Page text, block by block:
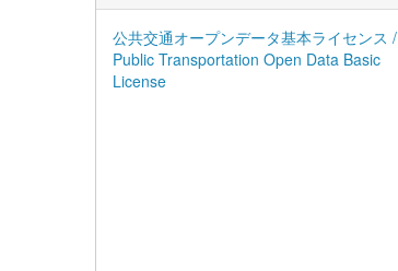
公共交通オープンデータ基本ライセンス /
Public Transportation Open Data Basic
License